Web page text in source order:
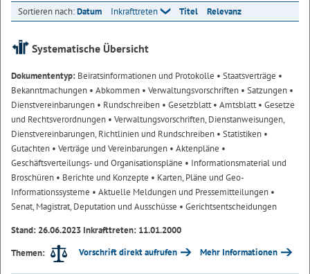
Sortieren nach:Datum Inkrafttreten Titel Relevanz
Systematische Übersicht
Dokumententyp: Beiratsinformationen und Protokolle • Staatsverträge •
Bekanntmachungen • Abkommen • Verwaltungsvorschriften • Satzungen •
Dienstvereinbarungen • Rundschreiben • Gesetzblatt• Amtsblatt• Gesetze
und Rechtsverordnungen • Verwaltungsvorschriften, Dienstanweisungen,
Dienstvereinbarungen, Richtlinien und Rundschreiben • Statistiken •
Gutachten • Verträge und Vereinbarungen • Aktenpläne •
Geschäftsverteilungs- und Organisationspläne • Informationsmaterial und
Broschüren • Berichte und Konzepte • Karten, Pläne und Geo-
Informationssysteme • Aktuelle Meldungen und Pressemitteilungen •
Senat, Magistrat, Deputation und Ausschüsse • Gerichtsentscheidungen
Stand: 26.06.2023 Inkrafttreten: 11.01.2000
Themen:
Vorschrift direkt aufrufen Mehr Informationen